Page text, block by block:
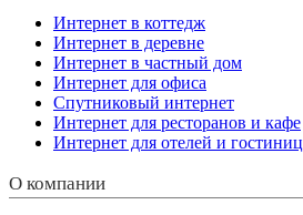
Интернет в коттедж
Интернет в деревне
Интернет в частный дом
Интернет для офиса
Спутниковый интернет
Интернет для ресторанов и кафе
Интернет для отелей и гостиниц
О компании